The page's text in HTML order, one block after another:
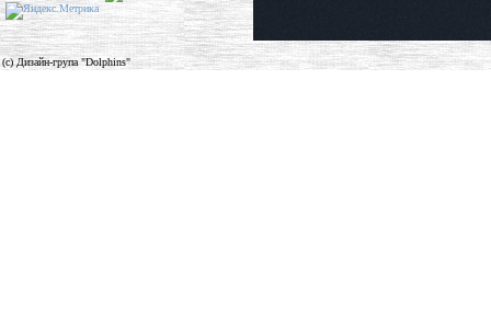
(c) Дизайн-група "Dolphins"